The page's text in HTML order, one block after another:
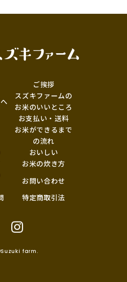
ご挨拶
スズキファームの
お米のいいところ
お支払い・送料
お米ができるまで
の流れ
おいしい
お米の炊き方
お問い合わせ
特定商取引法
farm.